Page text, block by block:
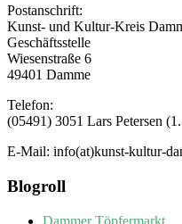
Postanschrift:
Kunst- und Kultur-Kreis
Geschäftsstelle
Wiesenstraße 6
49401 Damme
Telefon:
(05491) 3051 Lars Petersen
E-Mail: info(at)kunst-kultur-
Blogroll
Dammer Töpfermarkt